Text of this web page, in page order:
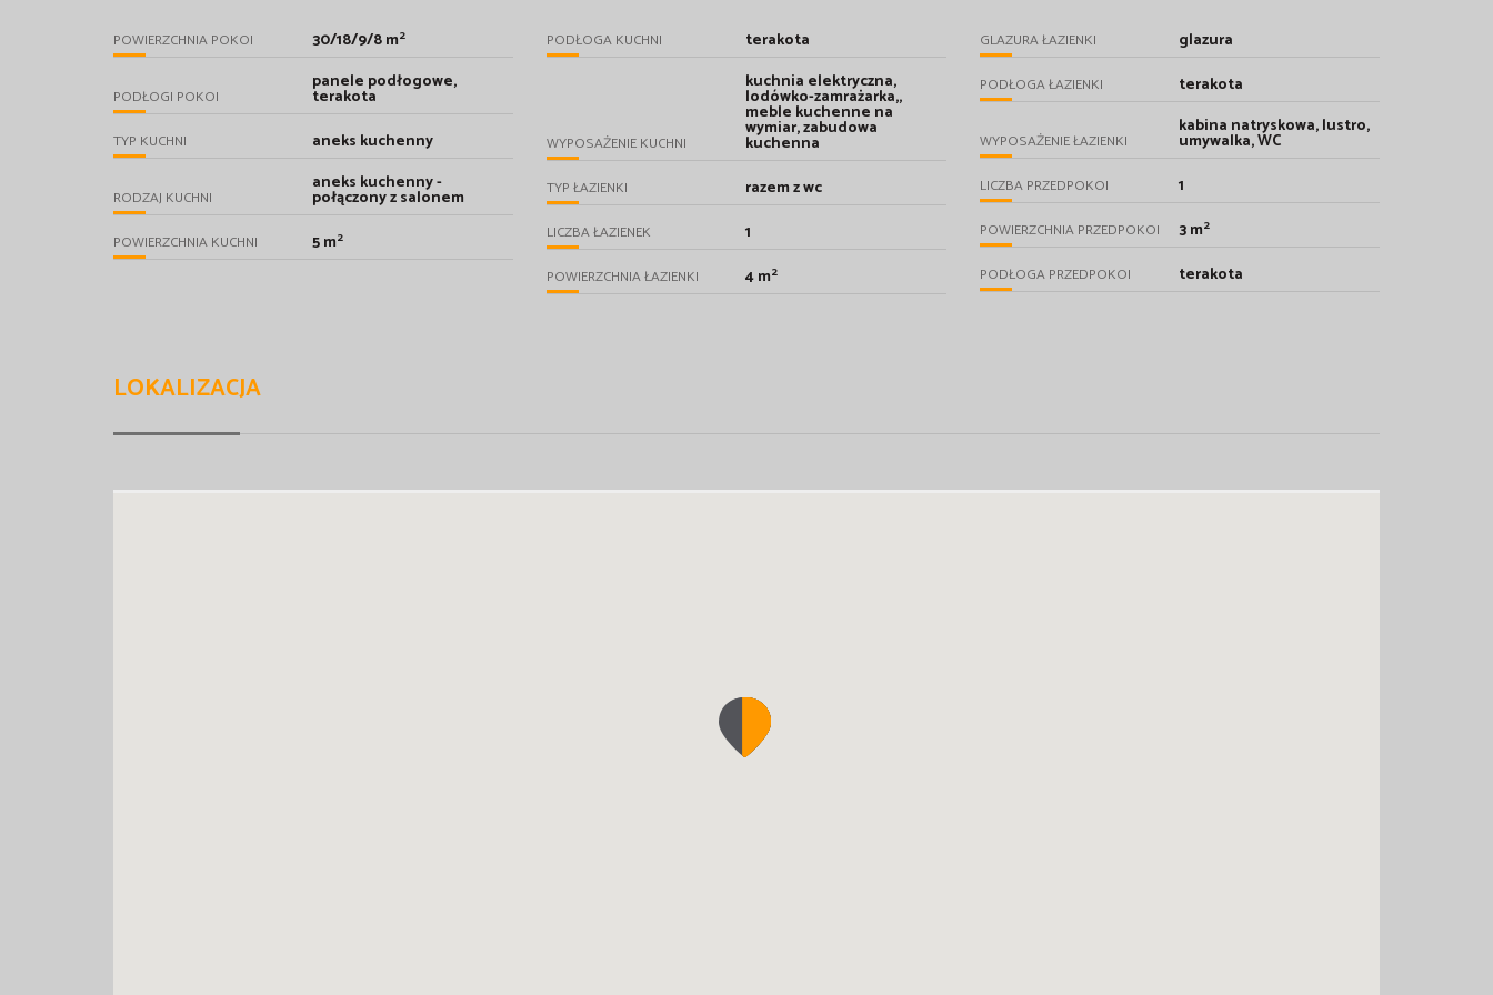
POWIERZCHNIA POKOI 30/18/9/8 m2
PODŁOGI POKOI
panele podłogowe,
terakota
TYP KUCHNI aneks kuchenny
RODZAJ KUCHNI
aneks kuchenny -
połączony z salonem
POWIERZCHNIA KUCHNI 5 m2
PODŁOGA KUCHNI terakota
WYPOSAŻENIE KUCHNI
kuchnia elektryczna,
lodówko-zamrażarka,,
meble kuchenne na
wymiar, zabudowa
kuchenna
TYP ŁAZIENKI razem z wc
LICZBA ŁAZIENEK 1
POWIERZCHNIA ŁAZIENKI 4 m2
GLAZURA ŁAZIENKI glazura
PODŁOGA ŁAZIENKI terakota
WYPOSAŻENIE ŁAZIENKI
kabina natryskowa, lustro,
umywalka, WC
LICZBA PRZEDPOKOI 1
POWIERZCHNIA PRZEDPOKOI 3 m2
PODŁOGA PRZEDPOKOI terakota
LOKALIZACJA